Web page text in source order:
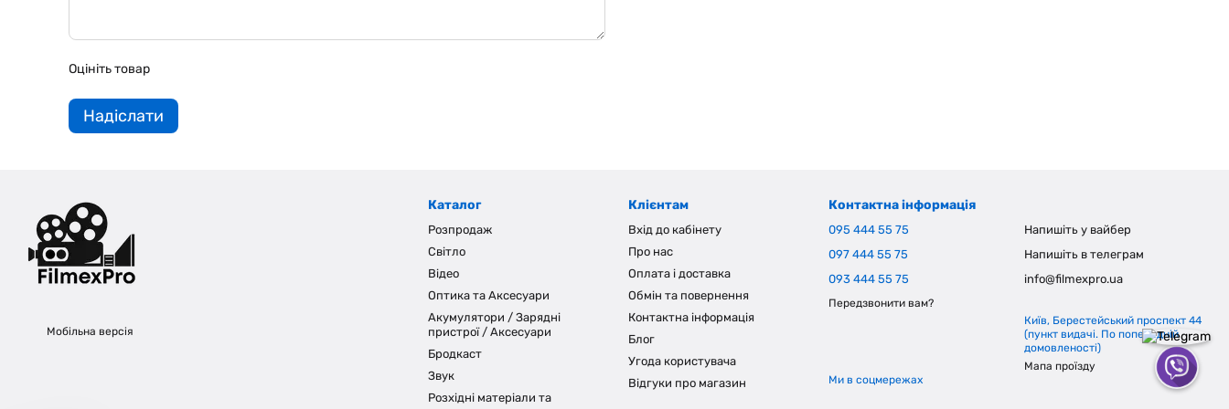
Оцініть товар
Надіслати
Мобільна версія
Каталог
Розпродаж
Світло
Відео
Оптика та Аксесуари
Акумулятори / Зарядні
пристрої / Аксесуари
Бродкаст
Звук
Розхідні матеріали та
Клієнтам
Вхід до кабінету
Про нас
Оплата і доставка
Обмін та повернення
Контактна інформація
Блог
Угода користувача
Відгуки про магазин
Контактна інформація
095 444 55 75
097 444 55 75
093 444 55 75
Передзвонити вам?
Напишіть у вайбер
Напишіть в телеграм
info@filmexpro.ua
Київ, Берестейський проспект 44
(пункт видачі. По попередній
домовленості)
Мапа проїзду
Ми в соцмережах